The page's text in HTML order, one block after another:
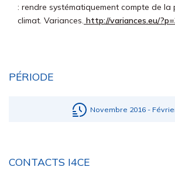
: rendre systématiquement compte de la
climat. Variances. http://variances.eu/
PÉRIODE
Novembre 2016 -
CONTACTS I4CE